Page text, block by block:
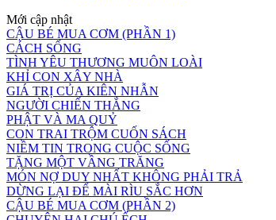
Mới cập nhật
CẬU BÉ MUA CƠM (PHẦN 1)
CÁCH SỐNG
TÌNH YÊU THƯƠNG MUÔN LOÀI
KHỈ CON XÂY NHÀ
GIÁ TRỊ CỦA KIÊN NHẪN
NGƯỜI CHIẾN THẮNG
PHẬT VÀ MA QUỶ
CON TRAI TRỘM CUỐN SÁCH
NIỀM TIN TRONG CUỘC SỐNG
TẶNG MỘT VẦNG TRĂNG
MÓN NỢ DUY NHẤT KHÔNG PHẢI TRẢ
DỪNG LẠI ĐỂ MÀI RÌU SẮC HƠN
CẬU BÉ MUA CƠM (PHẦN 2)